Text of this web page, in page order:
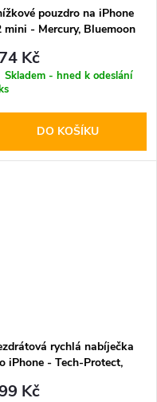
pouzdro na iPhone
mini - Mercury, Bluemoon
Kč
Skladem - hned k odeslání
DO KOŠÍKU
rychlá nabíječka
iPhone - Tech-Protect,
Charger Black
Kč